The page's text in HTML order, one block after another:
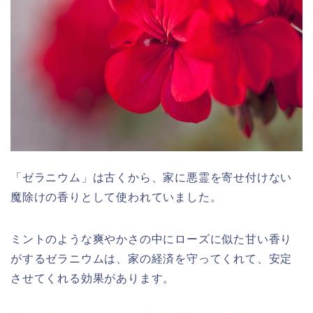
「ゼラニウム」は古くから、家に悪霊を寄せ付けない
魔除けの香りとして使われていました。
ミントのような爽やかさの中にローズに似た甘い香り
がするゼラニウムは、家の経済を守ってくれて、安定
させてくれる効果があります。